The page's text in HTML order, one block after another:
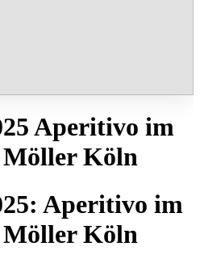
Aperitivo im
Köln
Aperitivo im
Köln